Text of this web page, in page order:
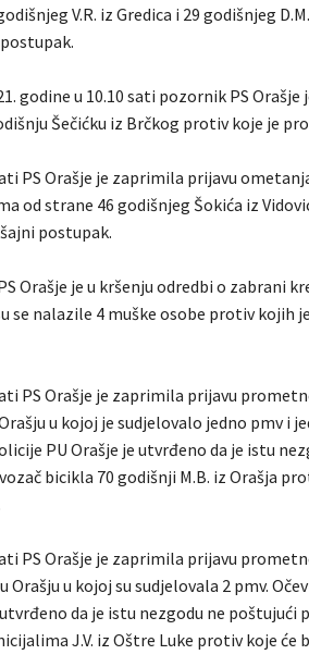
V.R. iz Gredica i 29 godišnjeg
godine u 10.10 sati pozornik PS Orašje
Šečićku iz Brčkog protiv koje je
PS Orašje je zaprimila prijavu
od strane 46 godišnjeg Šokića iz
postupak.
Orašje je u kršenju odredbi o zabrani
se nalazile 4 muške osobe protiv kojih
PS Orašje je zaprimila prijavu
Orašju u kojoj je sudjelovalo jedno pmv i
PU Orašje je utvrđeno da je istu
bicikla 70 godišnji M.B. iz Orašja
PS Orašje je zaprimila prijavu
Orašju u kojoj su sudjelovala 2 pmv.
da je istu nezgodu ne
J.V. iz Oštre Luke protiv koje